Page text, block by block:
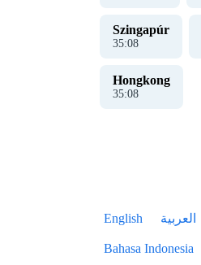
Szingapúr
35:09
Hongkong
35:09
English العربية
Bahasa Indonesia